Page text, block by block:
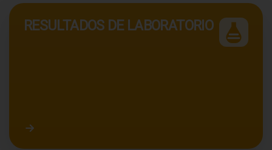
RESULTADOS DE LABORATORIO
Acceder a resultados de laboratorio